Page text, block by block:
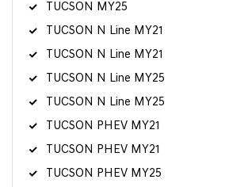
TUCSON MY25
TUCSON N Line MY21
TUCSON N Line MY21
TUCSON N Line MY25
TUCSON N Line MY25
TUCSON PHEV MY21
TUCSON PHEV MY21
TUCSON PHEV MY25